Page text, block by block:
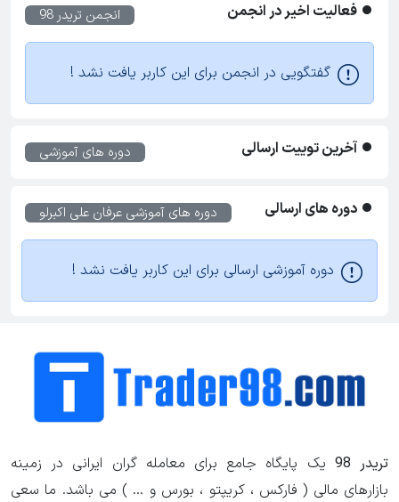
فعالیت اخیر در انجمن انجمن تریدر 98
گفتگویی در انجمن برای این کاربر یافت نشد !
آخرین توییت ارسالی دوره های آموزشی
دوره های ارسالی دوره های آموزشی عرفان علی اکبرلو
دوره آموزشی ارسالی برای این کاربر یافت نشد !
تریدر 98
یک پایگاه جامع برای معامله گران ایرانی در زمینه
بازارهای مالی ( فارکس ، کریپتو ، بورس و ... ) می باشد. ما سعی